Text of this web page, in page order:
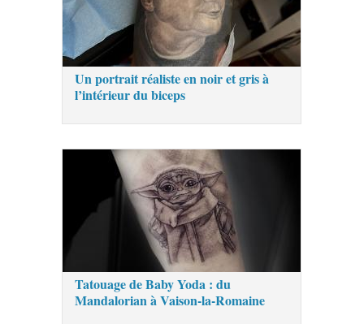
Un portrait réaliste en noir et gris à
l’intérieur du biceps
Tatouage de Baby Yoda : du
Mandalorian à Vaison-la-Romaine